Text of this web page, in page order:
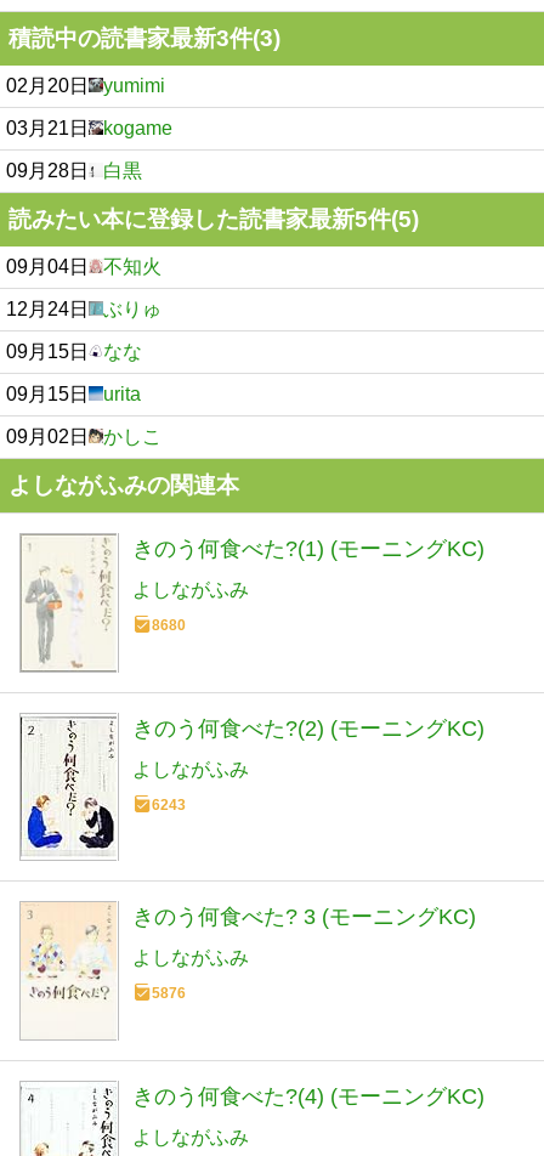
積読中の読書家最新3件(3)
02月20日 yumimi
03月21日 kogame
09月28日 白黒
読みたい本に登録した読書家最新5件(5)
09月04日 不知火
12月24日 ぶりゅ
09月15日 なな
09月15日 urita
09月02日 かしこ
よしながふみの関連本
きのう何食べた?(1) (モーニングKC)
よしながふみ
8680
きのう何食べた?(2) (モーニングKC)
よしながふみ
6243
きのう何食べた? 3 (モーニングKC)
よしながふみ
5876
きのう何食べた?(4) (モーニングKC)
よしながふみ